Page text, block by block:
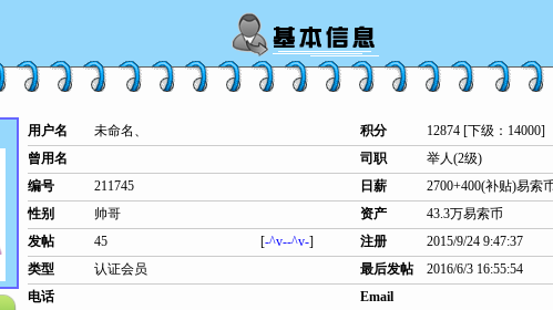
用户名 未命名、 积分 12874 [下级：14000]
曾用名
司职 举人(2级)
编号
211745 日薪 2700+400(补贴)易索
性别
帅哥 资产 43.3万易索币
发帖
45 [-^v--^v-] 注册
2015/9/24 9:47:37
类型
认证会员 最后发帖
2016/6/3 16:55:54
电话
Email